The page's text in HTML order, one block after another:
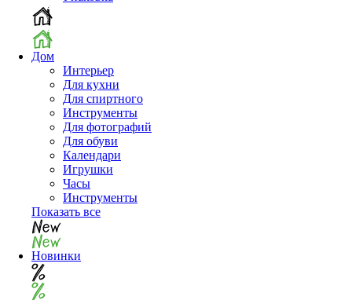
Дом
Интерьер
Для кухни
Для спиртного
Инструменты
Для фотографий
Для обуви
Календари
Игрушки
Часы
Инструменты
Показать все
Новинки